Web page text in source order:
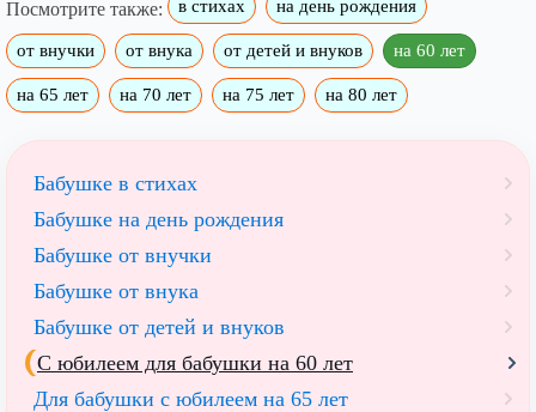
Посмотрите также: в стихах на день рождения
от внучки от внука от детей и внуков на 60 лет
на 65 лет на 70 лет на 75 лет на 80 лет
Бабушке в стихах
Бабушке на день рождения
Бабушке от внучки
Бабушке от внука
Бабушке от детей и внуков
С юбилеем для бабушки на 60 лет
Для бабушки с юбилеем на 65 лет